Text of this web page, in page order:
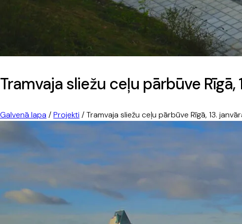
Tramvaja sliežu ceļu pārbūve
Galvenā lapa /Projekti /Tramvaja sliežu ceļu pārbūve Rīgā, 13.